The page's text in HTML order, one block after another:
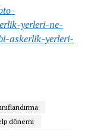
yerleri-ne-
askerlik-yerleri-
dönemi